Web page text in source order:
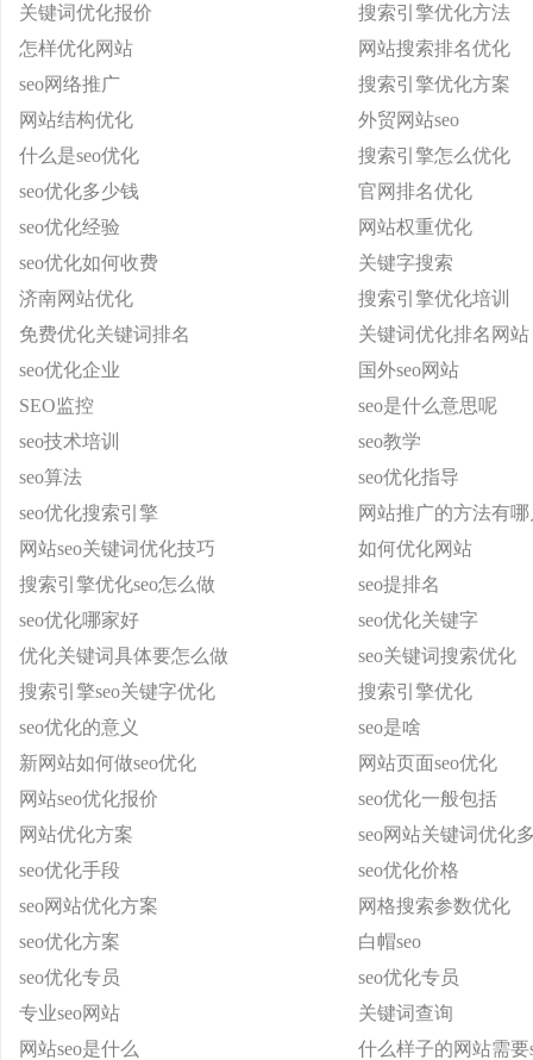
关键词优化报价
搜索引擎优化方法
怎样优化网站
网站搜索排名优化
seo网络推广
搜索引擎优化方案
网站结构优化
外贸网站seo
什么是seo优化
搜索引擎怎么优化
seo优化多少钱
官网排名优化
seo优化经验
网站权重优化
seo优化如何收费
关键字搜索
济南网站优化
搜索引擎优化培训
免费优化关键词排名
关键词优化排名网站
seo优化企业
国外seo网站
SEO监控
seo是什么意思呢
seo技术培训
seo教学
seo算法
seo优化指导
seo优化搜索引擎
网站推广的方法有
网站seo关键词优化技巧
如何优化网站
搜索引擎优化seo怎么做
seo提排名
seo优化哪家好
seo优化关键字
优化关键词具体要怎么做
seo关键词搜索优化
搜索引擎seo关键字优化
搜索引擎优化
seo优化的意义
seo是啥
新网站如何做seo优化
网站页面seo优化
网站seo优化报价
seo优化一般包括
网站优化方案
seo网站关键词优化
seo优化手段
seo优化价格
seo网站优化方案
网格搜索参数优化
seo优化方案
白帽seo
seo优化专员
seo优化专员
专业seo网站
关键词查询
网站seo是什么
什么样子的网站需要